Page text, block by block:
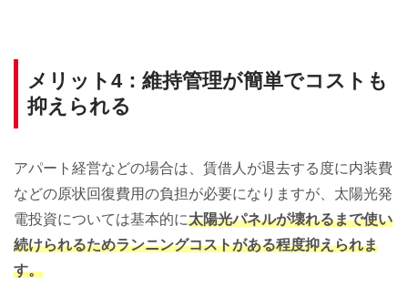
メリット4：維持管理が簡単でコストも
抑えられる
アパート経営などの場合は、賃借人が退去する度に内装費
などの原状回復費用の負担が必要になりますが、太陽光発
電投資については基本的に太陽光パネルが壊れるまで使い
続けられるためランニングコストがある程度抑えられま
す。